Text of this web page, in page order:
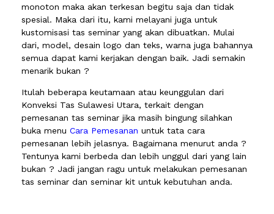
monoton maka akan terkesan begitu saja dan tidak
spesial. Maka dari itu, kami melayani juga untuk
kustomisasi tas seminar yang akan dibuatkan. Mulai
dari, model, desain logo dan teks, warna juga bahannya
semua dapat kami kerjakan dengan baik. Jadi semakin
menarik bukan ?
Itulah beberapa keutamaan atau keunggulan dari
Konveksi Tas Sulawesi Utara, terkait dengan
pemesanan tas seminar jika masih bingung silahkan
buka menu Cara Pemesanan untuk tata cara
pemesanan lebih jelasnya. Bagaimana menurut anda ?
Tentunya kami berbeda dan lebih unggul dari yang lain
bukan ? Jadi jangan ragu untuk melakukan pemesanan
tas seminar dan seminar kit untuk kebutuhan anda.